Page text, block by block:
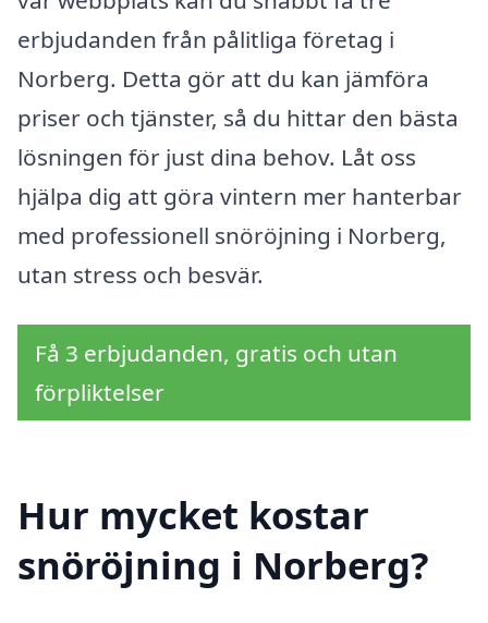
erbjudanden från pålitliga företag i
Norberg. Detta gör att du kan jämföra
priser och tjänster, så du hittar den bästa
lösningen för just dina behov. Låt oss
hjälpa dig att göra vintern mer hanterbar
med professionell snöröjning i Norberg,
utan stress och besvär.
Få 3 erbjudanden, gratis och utan
förpliktelser
Hur mycket kostar
snöröjning i Norberg?